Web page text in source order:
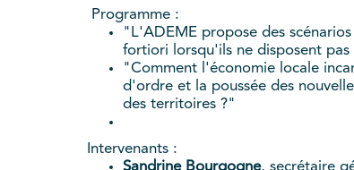
Programme :
"L'ADEME propose des
fortiori lorsqu'ils ne disposent
"Comment l'économie locale
d'ordre et la poussée des
des territoires ?"
Intervenants :